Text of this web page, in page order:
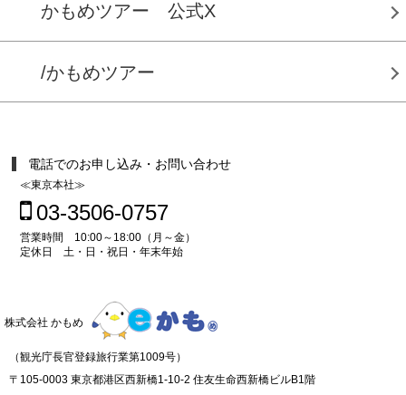
かもめツアー 公式X
/かもめツアー
電話でのお申し込み・お問い合わせ
≪東京本社≫
03-3506-0757
営業時間 10:00～18:00（月～金）
定休日 土・日・祝日・年末年始
株式会社 かもめ
（観光庁長官登録旅行業第1009号）
〒105-0003 東京都港区西新橋1-10-2 住友生命西新橋ビルB1階